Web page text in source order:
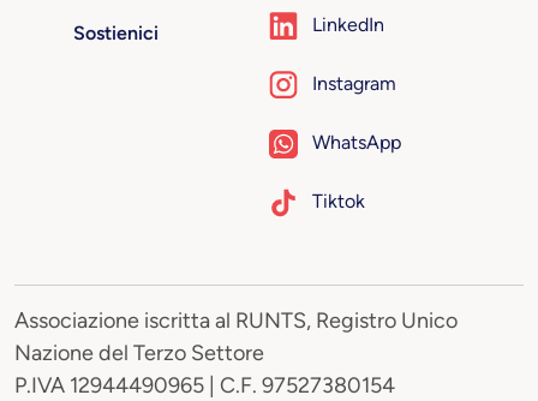
Sostienici LinkedIn
Instagram
WhatsApp
Tiktok
Associazione iscritta al RUNTS, Registro Unico
Nazione del Terzo Settore
P.IVA 12944490965 | C.F. 97527380154